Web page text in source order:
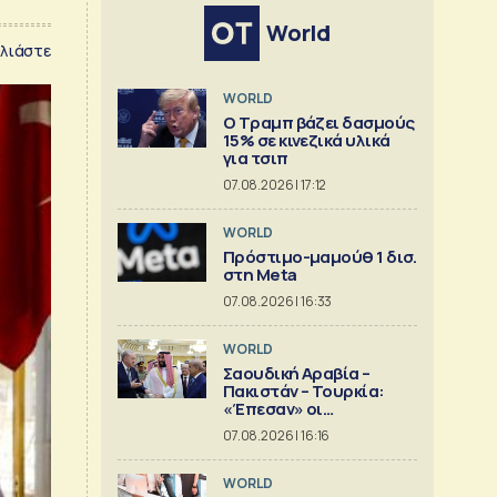
World
WORLD
Ο Τραμπ βάζει δασμούς
15% σε κινεζικά υλικά
για τσιπ
07.08.2026 | 17:12
WORLD
Πρόστιμο-μαμούθ 1 δισ.
στη Meta
07.08.2026 | 16:33
WORLD
Σαουδική Αραβία –
Πακιστάν – Τουρκία:
«Έπεσαν» οι
υπογραφές στην «κοινή
αμυντική συμφωνία της
Μέκκας»
07.08.2026 | 16:16
WORLD